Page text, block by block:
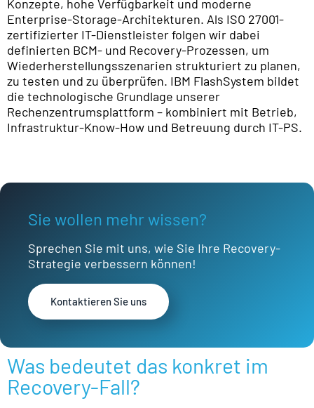
Konzepte, hohe Verfügbarkeit und moderne
Enterprise-Storage-Architekturen. Als ISO 27001-
zertifizierter IT-Dienstleister folgen wir dabei
definierten BCM- und Recovery-Prozessen, um
Wiederherstellungsszenarien strukturiert zu planen,
zu testen und zu überprüfen. IBM FlashSystem bildet
die technologische Grundlage unserer
Rechenzentrumsplattform – kombiniert mit Betrieb,
Infrastruktur-Know-How und Betreuung durch IT-PS.
Sie wollen mehr wissen?
Sprechen Sie mit uns, wie Sie Ihre Recovery-
Strategie verbessern können!
Kontaktieren Sie uns
Was bedeutet das konkret im
Recovery-Fall?